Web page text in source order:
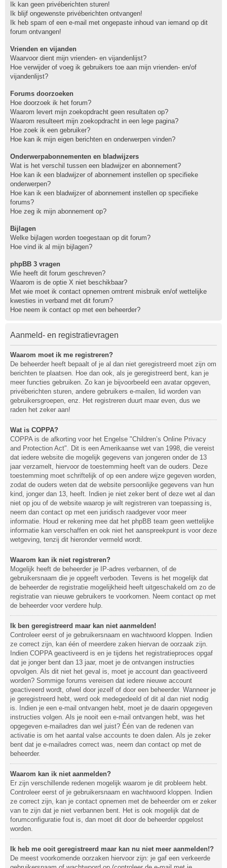
Ik kan geen privéberichten sturen!
Ik blijf ongewenste privéberichten ontvangen!
Ik heb spam of een e-mail met ongepaste inhoud van iemand op dit
forum ontvangen!
Vrienden en vijanden
Waarvoor dient mijn vrienden- en vijandenlijst?
Hoe verwijder of voeg ik gebruikers toe aan mijn vrienden- en/of
vijandenlijst?
Forums doorzoeken
Hoe doorzoek ik het forum?
Waarom levert mijn zoekopdracht geen resultaten op?
Waarom resulteert mijn zoekopdracht in een lege pagina?
Hoe zoek ik een gebruiker?
Hoe kan ik mijn eigen berichten en onderwerpen vinden?
Onderwerpabonnementen en bladwijzers
Wat is het verschil tussen een bladwijzer en abonnement?
Hoe kan ik een bladwijzer of abonnement instellen op specifieke
onderwerpen?
Hoe kan ik een bladwijzer of abonnement instellen op specifieke
forums?
Hoe zeg ik mijn abonnement op?
Bijlagen
Welke bijlagen worden toegestaan op dit forum?
Hoe vind ik al mijn bijlagen?
phpBB 3 vragen
Wie heeft dit forum geschreven?
Waarom is de optie X niet beschikbaar?
Met wie moet ik contact opnemen omtrent misbruik en/of wettelijke
kwesties in verband met dit forum?
Hoe neem ik contact op met een beheerder?
Aanmeld- en registratievragen
Waarom moet ik me registreren?
De beheerder heeft bepaalt of je al dan niet geregistreerd moet zijn om
berichten te plaatsen. Hoe dan ook, als je geregistreerd bent, kan je
meer functies gebruiken. Zo kan je bijvoorbeeld een avatar opgeven,
privéberichten sturen, andere gebruikers e-mailen, lid worden van
gebruikersgroepen, enz. Het registreren duurt maar even, dus we
raden het zeker aan!
Wat is COPPA?
COPPA is de afkorting voor het Engelse "Children’s Online Privacy
and Protection Act". Dit is een Amerikaanse wet van 1998, die vereist
dat iedere website die mogelijk gegevens van jongeren onder de 13
jaar verzamelt, hiervoor de toestemming heeft van de ouders. Deze
toestemming moet schriftelijk of op een andere wijze gegeven worden,
zodat de ouders weten dat de website persoonlijke gegevens van hun
kind, jonger dan 13, heeft. Indien je niet zeker bent of deze wet al dan
niet op jou of de website waarop je wilt registreren van toepassing is,
neem dan contact op met een juridisch raadgever voor meer
informatie. Houd er rekening mee dat het phpBB team geen wettelijke
informatie kan verschaffen en ook niet het aanspreekpunt is voor deze
wetgeving, tenzij dit hieronder vermeld wordt.
Waarom kan ik niet registreren?
Mogelijk heeft de beheerder je IP-adres verbannen, of de
gebruikersnaam die je opgeeft verboden. Tevens is het mogelijk dat
de beheerder de registratie mogelijkheid heeft uitgeschakeld om zo de
registratie van nieuwe gebruikers te voorkomen. Neem contact op met
de beheerder voor verdere hulp.
Ik ben geregistreerd maar kan niet aanmelden!
Controleer eerst of je gebruikersnaam en wachtwoord kloppen. Indien
ze correct zijn, kan één of meerdere zaken hiervan de oorzaak zijn.
Indien COPPA geactiveerd is en je tijdens het registratieproces opgaf
dat je jonger bent dan 13 jaar, moet je de ontvangen instructies
opvolgen. Als dit niet het geval is, moet je account dan geactiveerd
worden? Sommige forums vereisen dat iedere nieuwe account
geactiveerd wordt, ofwel door jezelf of door een beheerder. Wanneer je
je geregistreerd hebt, werd ook medegedeeld of dit al dan niet nodig
is. Indien je een e-mail ontvangen hebt, moet je de daarin opgegeven
instructies volgen. Als je nooit een e-mail ontvangen hebt, was het
opgegeven e-mailadres dan wel juist? Één van de redenen van
activatie is om het aantal valse accounts te doen dalen. Als je zeker
bent dat je e-mailadres correct was, neem dan contact op met de
beheerder.
Waarom kan ik niet aanmelden?
Er zijn verschillende redenen mogelijk waarom je dit probleem hebt.
Controleer eerst of je gebruikersnaam en wachtwoord kloppen. Indien
ze correct zijn, kan je contact opnemen met de beheerder om er zeker
van te zijn dat je niet verbannen bent. Het is ook mogelijk dat de
forumconfiguratie fout is, dan moet dit door de beheerder opgelost
worden.
Ik heb me ooit geregistreerd maar kan nu niet meer aanmelden!?
De meest voorkomende oorzaken hiervoor zijn: je gaf een verkeerde